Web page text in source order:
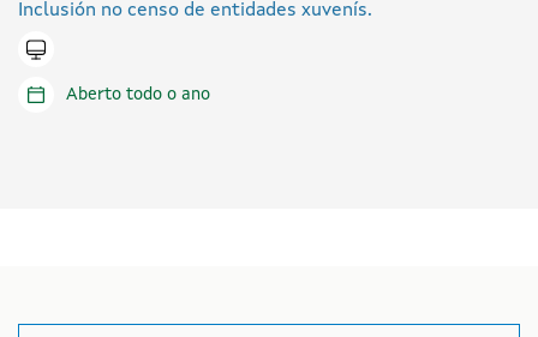
Inclusión no censo de entidades xuvenís.
Tramitar en liña
Aberto todo o ano